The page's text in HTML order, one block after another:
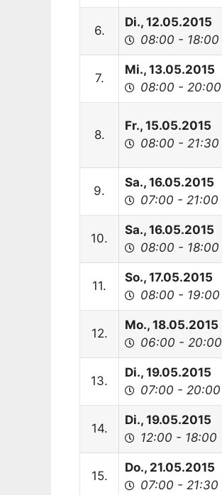
6.
Di., 12.05.2015
08:00 - 18:00
7.
Mi., 13.05.2015
08:00 - 20:00
8.
Fr., 15.05.2015
08:00 - 21:30
9.
Sa., 16.05.2015
07:00 - 21:00
10.
Sa., 16.05.2015
08:00 - 18:00
11.
So., 17.05.2015
08:00 - 19:00
12.
Mo., 18.05.2015
06:00 - 20:00
13.
Di., 19.05.2015
07:00 - 20:00
14.
Di., 19.05.2015
12:00 - 18:00
15.
Do., 21.05.2015
07:00 - 21:30